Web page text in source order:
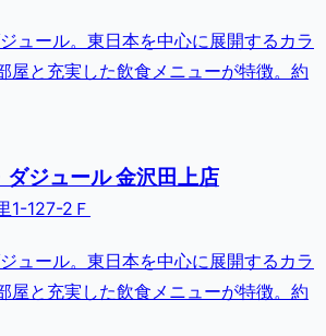
ュール。東日本を中心に展開するカラ
屋と充実した飲食メニューが特徴。約
ダジュール 金沢田上店
1-127-2Ｆ
ュール。東日本を中心に展開するカラ
屋と充実した飲食メニューが特徴。約